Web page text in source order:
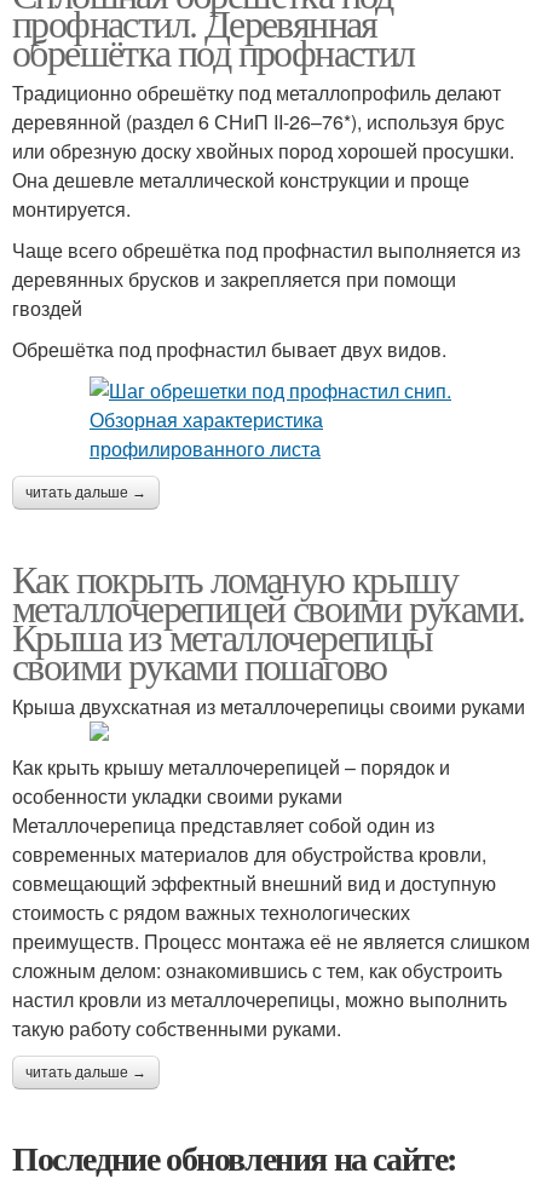
профнастил. Деревянная
обрешётка под профнастил
Традиционно обрешётку под металлопрофиль делают
деревянной (раздел 6 СНиП II-26–76*), используя брус
или обрезную доску хвойных пород хорошей просушки.
Она дешевле металлической конструкции и проще
монтируется.
Чаще всего обрешётка под профнастил выполняется из
деревянных брусков и закрепляется при помощи
гвоздей
Обрешётка под профнастил бывает двух видов.
читать дальше →
Как покрыть ломаную крышу
металлочерепицей своими руками.
Крыша из металлочерепицы
своими руками пошагово
Крыша двухскатная из металлочерепицы своими руками
Как крыть крышу металлочерепицей – порядок и
особенности укладки своими руками
Металлочерепица представляет собой один из
современных материалов для обустройства кровли,
совмещающий эффектный внешний вид и доступную
стоимость с рядом важных технологических
преимуществ. Процесс монтажа её не является слишком
сложным делом: ознакомившись с тем, как обустроить
настил кровли из металлочерепицы, можно выполнить
такую работу собственными руками.
читать дальше →
Последние обновления на сайте: